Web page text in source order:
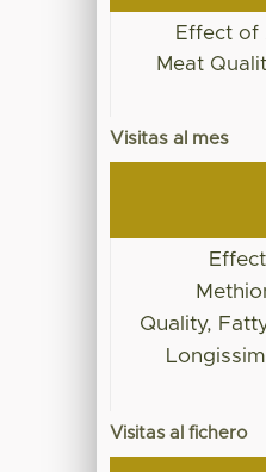
Effect of
Meat
Visitas al mes
Quality,
Visitas al fichero